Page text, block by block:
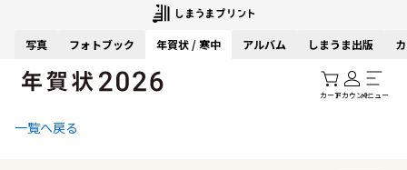
写真 フォトブック 年賀状 / 寒中 アルバム しまうま出版
カートアカウントメニュー
一覧へ戻る